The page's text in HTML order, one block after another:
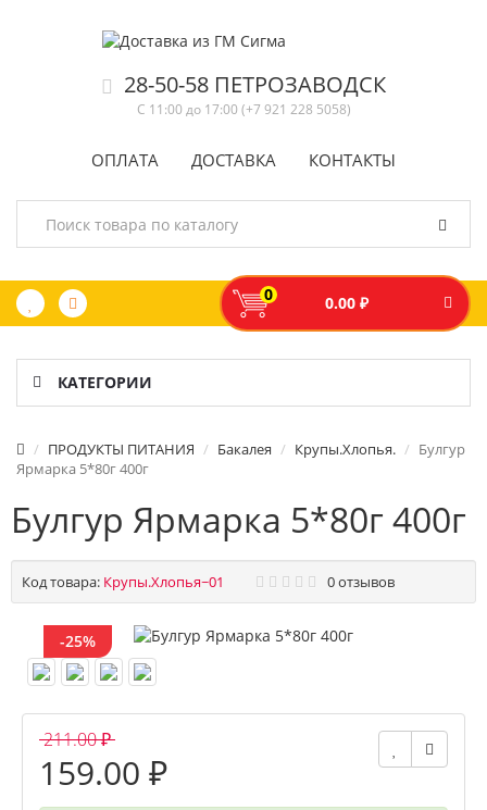
28-50-58 ПЕТРОЗАВОДСК
С 11:00 до 17:00 (+7 921 228 5058)
ОПЛАТА ДОСТАВКА КОНТАКТЫ
0 0.00 ₽
КАТЕГОРИИ
ПРОДУКТЫ ПИТАНИЯ Бакалея Крупы.Хлопья.
Булгур
Ярмарка 5*80г 400г
Булгур Ярмарка 5*80г 400г
Код товара: Крупы.Хлопья~01 0 отзывов
-25%
211.00 ₽
159.00 ₽